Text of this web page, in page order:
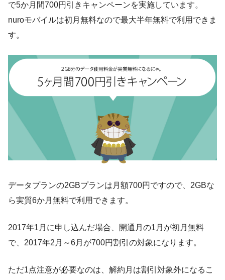
で5か月間700円引きキャンペーンを実施しています。
nuroモバイルは初月無料なので最大半年無料で利用できま
す。
データプランの2GBプランは月額700円ですので、2GBな
ら実質6か月無料で利用できます。
2017年1月に申し込んだ場合、開通月の1月が初月無料
で、2017年2月～6月が700円割引の対象になります。
ただ1点注意が必要なのは、解約月は割引対象外になるこ